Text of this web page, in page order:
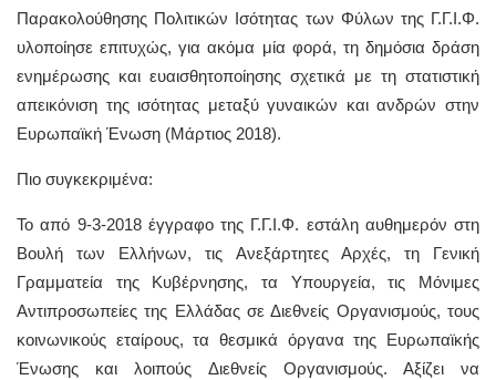
Παρακολούθησης Πολιτικών Ισότητας των Φύλων της Γ.Γ.Ι.Φ.
υλοποίησε επιτυχώς, για ακόμα μία φορά, τη δημόσια δράση
ενημέρωσης και ευαισθητοποίησης σχετικά με τη στατιστική
απεικόνιση της ισότητας μεταξύ γυναικών και ανδρών στην
Ευρωπαϊκή Ένωση (Μάρτιος 2018).
Πιο συγκεκριμένα:
Το από 9-3-2018 έγγραφο της Γ.Γ.Ι.Φ. εστάλη αυθημερόν στη
Βουλή των Ελλήνων, τις Ανεξάρτητες Αρχές, τη Γενική
Γραμματεία της Κυβέρνησης, τα Υπουργεία, τις Μόνιμες
Αντιπροσωπείες της Ελλάδας σε Διεθνείς Οργανισμούς, τους
κοινωνικούς εταίρους, τα θεσμικά όργανα της Ευρωπαϊκής
Ένωσης και λοιπούς Διεθνείς Οργανισμούς. Αξίζει να